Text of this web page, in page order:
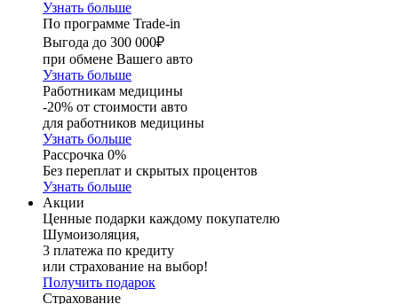
Узнать больше
По программе Trade-in
Выгода до 300 000₽
при обмене Вашего авто
Узнать больше
Работникам медицины
-20% от стоимости авто
для работников медицины
Узнать больше
Рассрочка 0%
Без переплат и скрытых процентов
Узнать больше
Акции
Ценные подарки каждому покупателю
Шумоизоляция,
3 платежа по кредиту
или страхование на выбор!
Получить подарок
Страхование